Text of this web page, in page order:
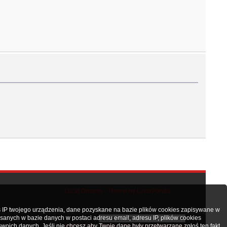
Lucid Dreams - Theme by LinuxPanda
twojego urządzenia, dane pozyskane na bazie plików cookies zapisywane w
w bazie danych w postaci adresu email, adresu IP, plików cookies